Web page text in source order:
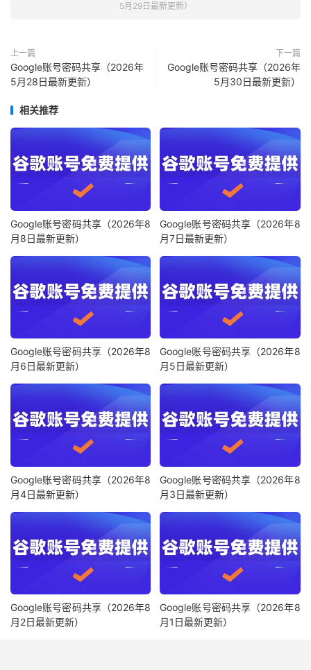
5月29日最新更新）
上一篇
Google账号密码共享（2026年
5月28日最新更新）
下一篇
Google账号密码共享（2026年
5月30日最新更新）
相关推荐
Google账号密码共享（2026年8
月8日最新更新）
Google账号密码共享（2026年8
月7日最新更新）
Google账号密码共享（2026年8
月6日最新更新）
Google账号密码共享（2026年8
月5日最新更新）
Google账号密码共享（2026年8
月4日最新更新）
Google账号密码共享（2026年8
月3日最新更新）
Google账号密码共享（2026年8
月2日最新更新）
Google账号密码共享（2026年8
月1日最新更新）